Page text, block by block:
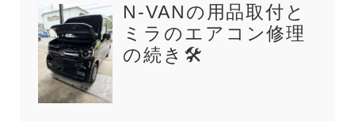
N-VANの用品取付と
ミラのエアコン修理
の続き🛠️